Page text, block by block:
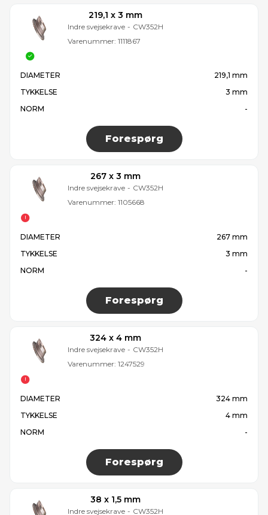
219,1 x 3 mm
Indre svejsekrave - CW352H
Varenummer: 1111867
DIAMETER
219,1 mm
TYKKELSE
3 mm
NORM
-
Forespørg
267 x 3 mm
Indre svejsekrave - CW352H
Varenummer: 1105668
DIAMETER
267 mm
TYKKELSE
3 mm
NORM
-
Forespørg
324 x 4 mm
Indre svejsekrave - CW352H
Varenummer: 1247529
DIAMETER
324 mm
TYKKELSE
4 mm
NORM
-
Forespørg
38 x 1,5 mm
Indre svejsekrave - CW352H